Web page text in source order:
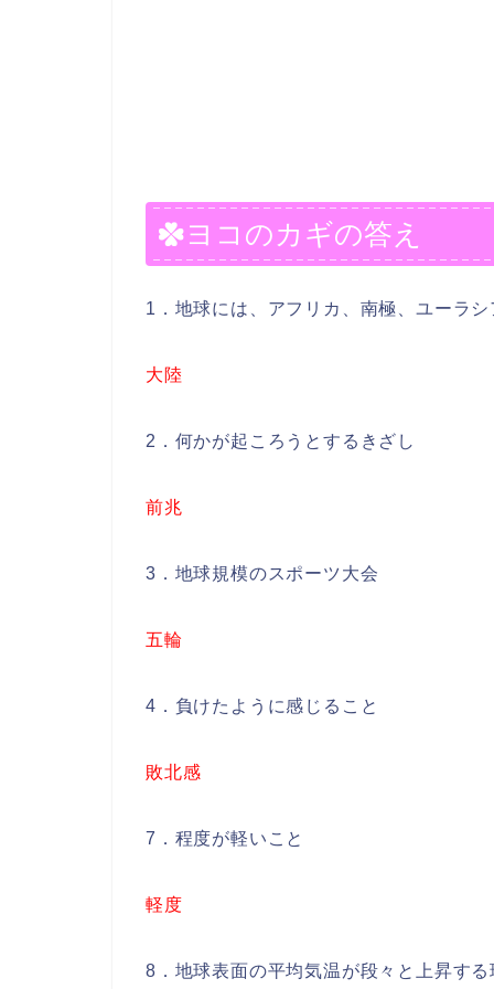
ヨコのカギの答え
1．地球には、アフリカ、南極、ユーラ
大陸
2．何かが起ころうとするきざし
前兆
3．地球規模のスポーツ大会
五輪
4．負けたように感じること
敗北感
7．程度が軽いこと
軽度
8．地球表面の平均気温が段々と上昇する